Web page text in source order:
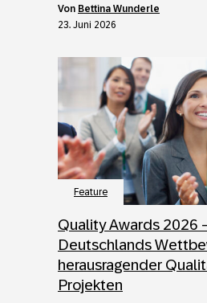
von Bettina Wunderle
23. Juni 2026
Feature
Quality Awards 2026
Deutschlands
herausragender
Projekten